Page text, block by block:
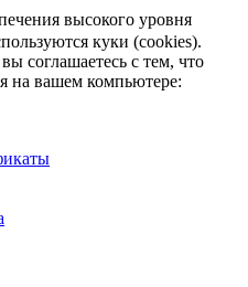
высокого уровня
куки (cookies).
соглашаетесь с тем, что
на вашем компьютере: